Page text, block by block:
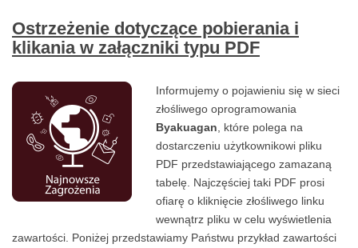
Ostrzeżenie dotyczące pobierania i
klikania w załączniki typu PDF
Informujemy o pojawieniu się w sieci
złośliwego oprogramowania
Byakuagan , które polega na
dostarczeniu użytkownikowi pliku
PDF przedstawiającego zamazaną
tabelę. Najczęściej taki PDF prosi
ofiarę o kliknięcie złośliwego linku
wewnątrz pliku w celu wyświetlenia
zawartości. Poniżej przedstawiamy Państwu przykład zawartości